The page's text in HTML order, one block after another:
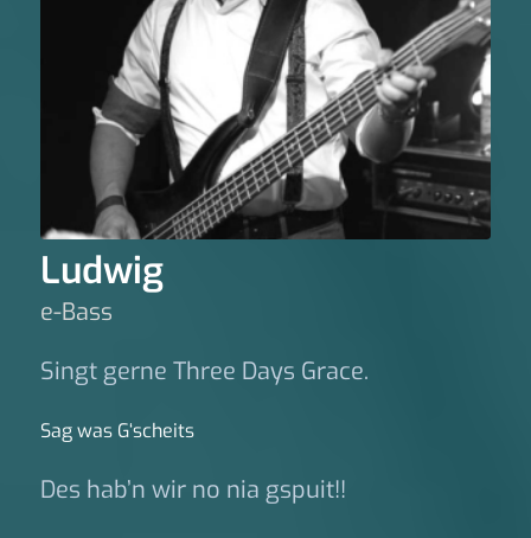
Ludwig
e-Bass
Singt gerne Three Days Grace.
Sag was G‘scheits
Des hab’n wir no nia gspuit!!